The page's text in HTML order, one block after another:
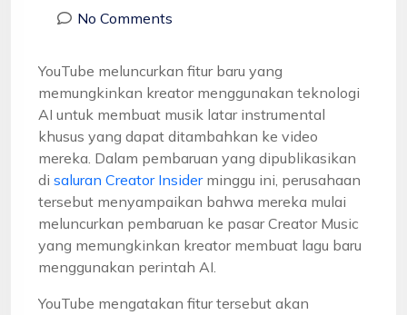
No Comments
YouTube meluncurkan fitur baru yang
memungkinkan kreator menggunakan teknologi
AI untuk membuat musik latar instrumental
khusus yang dapat ditambahkan ke video
mereka. Dalam pembaruan yang dipublikasikan
di saluran Creator Insiderminggu ini, perusahaan
tersebut menyampaikan bahwa mereka mulai
meluncurkan pembaruan ke pasar Creator Music
yang memungkinkan kreator membuat lagu baru
menggunakan perintah AI.
YouTube mengatakan fitur tersebut akan